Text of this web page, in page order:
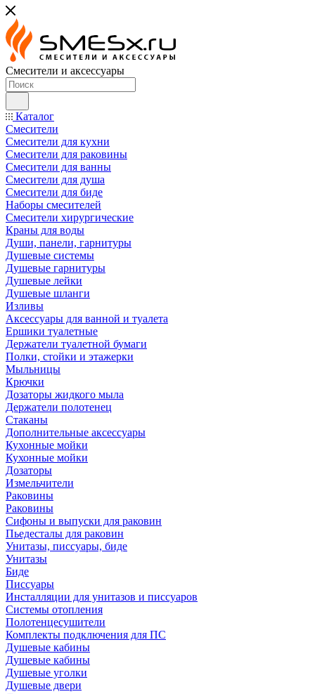
Смесители и аксессуары
Каталог
Смесители
Смесители для кухни
Смесители для раковины
Смесители для ванны
Смесители для душа
Смесители для биде
Наборы смесителей
Смесители хирургические
Краны для воды
Души, панели, гарнитуры
Душевые системы
Душевые гарнитуры
Душевые лейки
Душевые шланги
Изливы
Аксессуары для ванной и туалета
Ершики туалетные
Держатели туалетной бумаги
Полки, стойки и этажерки
Мыльницы
Крючки
Дозаторы жидкого мыла
Держатели полотенец
Стаканы
Дополнительные аксессуары
Кухонные мойки
Кухонные мойки
Дозаторы
Измельчители
Раковины
Раковины
Сифоны и выпуски для раковин
Пьедесталы для раковин
Унитазы, писсуары, биде
Унитазы
Биде
Писсуары
Инсталляции для унитазов и писсуаров
Системы отопления
Полотенцесушители
Комплекты подключения для ПС
Душевые кабины
Душевые кабины
Душевые уголки
Душевые двери